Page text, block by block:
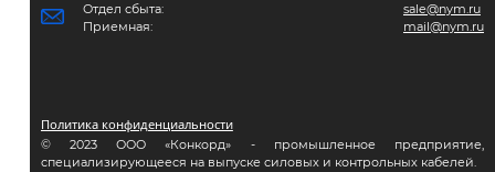
Отдел сбыта:
Приемная:
sale@nym.ru
mail@nym.ru
Политика конфиденциальности
© 2023 ООО «Конкорд» - промышленное предприятие,
специализирующееся на выпуске силовых и контрольных кабелей.